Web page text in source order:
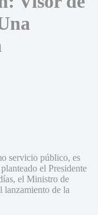
servicio público, es
el Presidente
el Ministro de
de la